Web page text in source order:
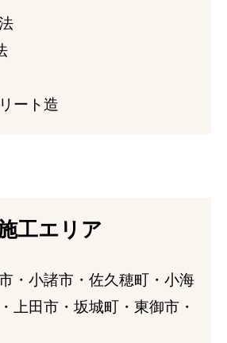
ート造
工エリア
・小諸市・佐久穂町・小海
上田市・坂城町・東御市・